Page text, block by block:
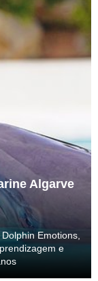
Algarve
Emotions,
e